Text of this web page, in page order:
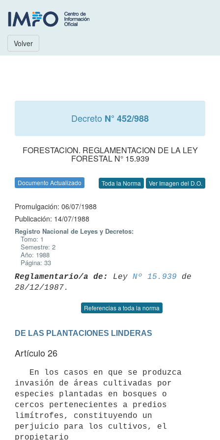
Volver
Decreto N° 452/988
FORESTACION. REGLAMENTACION DE LA LEY
FORESTAL N° 15.939
Documento Actualizado Toda la Norma Ver Imagen del D.O.
Promulgación: 06/07/1988
Publicación: 14/07/1988
Registro Nacional de Leyes y Decretos:
Tomo: 1
Semestre: 2
Año: 1988
Página: 33
Reglamentario/a de: Ley Nº 15.939 de
Referencias a toda la norma
DE LAS PLANTACIONES LINDERAS
Artículo 26
invasión de áreas cultivadas por
especies plantadas en bosques o
cercos pertenecientes a predios
limítrofes, constituyendo un
perjuicio para los cultivos, el
propietario